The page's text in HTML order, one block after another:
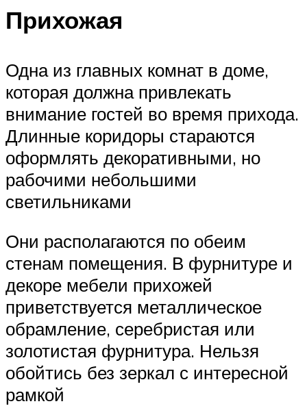
Прихожая
Одна из главных комнат в доме,
которая должна привлекать
внимание гостей во время прихода.
Длинные коридоры стараются
оформлять декоративными, но
рабочими небольшими
светильниками
Они располагаются по обеим
стенам помещения. В фурнитуре и
декоре мебели прихожей
приветствуется металлическое
обрамление, серебристая или
золотистая фурнитура. Нельзя
обойтись без зеркал с интересной
рамкой